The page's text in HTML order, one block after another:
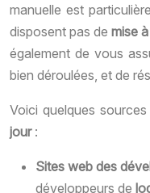
manuelle est
disposent pas de mise
également de vous
bien déroulées, et de
Voici quelques
jour :
Sites web des
développeurs de